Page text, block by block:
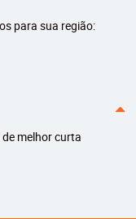
para sua região:
melhor curta